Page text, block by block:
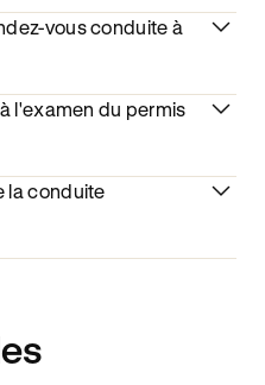
vous conduite à
l'examen du permis
la conduite